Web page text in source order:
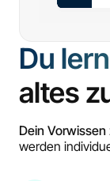
Du
altes
Dein Vorwissen
werden